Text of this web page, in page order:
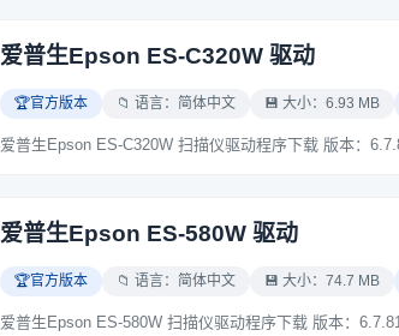
爱普生Epson ES-C320W 驱动
🏆官方版本 📁 语言：简体中文 💾 大小：6.93 MB
爱普生Epson ES-580W 驱动
🏆官方版本 📁 语言：简体中文 💾 大小：74.7 MB